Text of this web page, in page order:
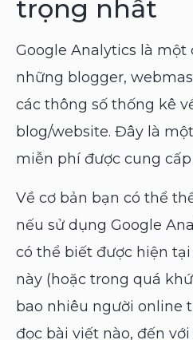
trọng nhất
Google Analytics là một
những blogger,
các thông số thống kê
blog/website. Đây là
miễn phí được cung cấp
Về cơ bản bạn có thể
nếu sử dụng Google
có thể biết được hiện
này (hoặc trong quá
bao nhiêu người online
đọc bài viết nào, đến